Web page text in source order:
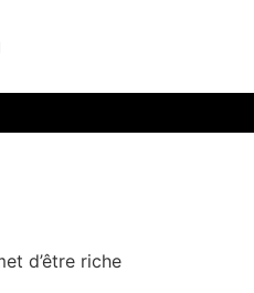
d’être riche